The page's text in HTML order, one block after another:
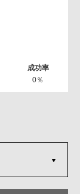
0％